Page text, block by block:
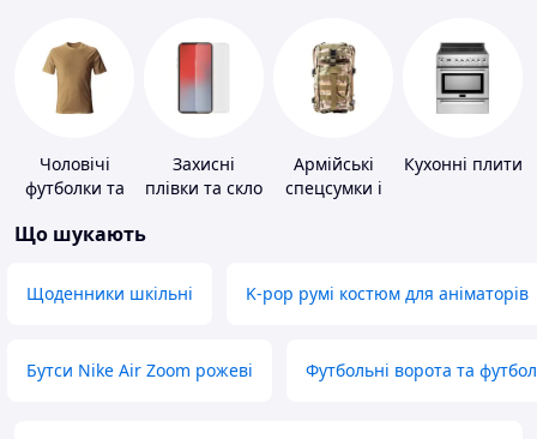
Чоловічі
футболки та
Захисні
плівки та скло
Армійські
спецсумки і
Кухонні плити
Що шукають
Щоденники шкільні K-pop румі костюм для аніматорів
Бутси Nike Air Zoom рожеві Футбольні ворота та